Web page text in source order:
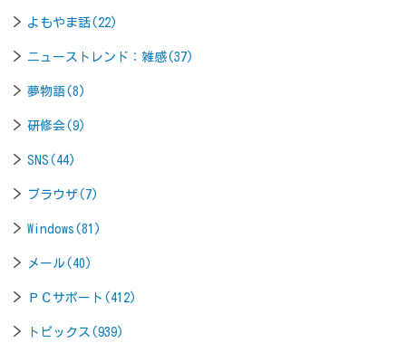
よもやま話(22)
ニューストレンド：雑感(37)
夢物語(8)
研修会(9)
SNS(44)
ブラウザ(7)
Windows(81)
メール(40)
ＰＣサポート(412)
トピックス(939)